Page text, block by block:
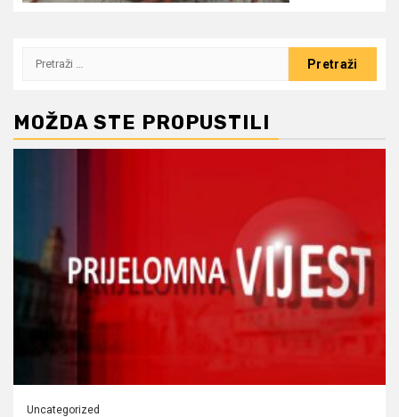
Pretraži:
MOŽDA STE PROPUSTILI
Uncategorized